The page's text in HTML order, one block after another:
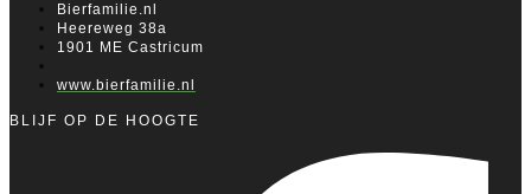
Bierfamilie.nl
Heereweg 38a
1901 ME Castricum
www.bierfamilie.nl
BLIJF OP DE HOOGTE